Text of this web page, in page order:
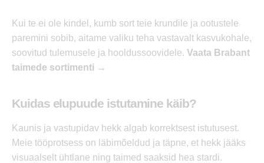
Kui te ei ole kindel, kumb sort teie krundile ja ootustele
paremini sobib, aitame valiku teha vastavalt kasvukohale,
soovitud tulemusele ja hooldussoovidele. Vaata Brabant
taimede sortimenti →
Kuidas elupuude istutamine käib?
Kaunis ja vastupidav hekk algab korrektsest istutusest.
Meie tööprotsess on läbimõeldud ja täpne, et hekk jääks
visuaalselt ühtlane ning taimed saaksid hea stardi.